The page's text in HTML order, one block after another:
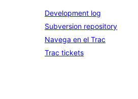
Development log
Subversion repository
Navega en el Trac
Trac tickets